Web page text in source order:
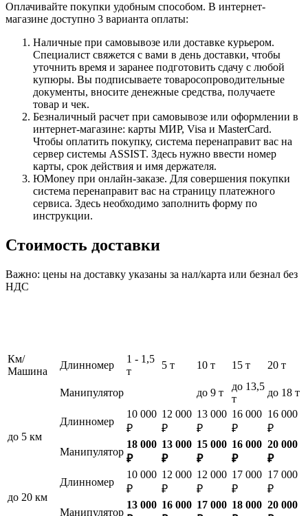
Оплачивайте покупки удобным способом. В интернет-
магазине доступно 3 варианта оплаты:
Наличные при самовывозе или доставке курьером.
Специалист свяжется с вами в день доставки, чтобы
уточнить время и заранее подготовить сдачу с любой
купюры. Вы подписываете товаросопроводительные
документы, вносите денежные средства, получаете
товар и чек.
Безналичный расчет при самовывозе или оформлении в
интернет-магазине: карты МИР, Visa и MasterCard.
Чтобы оплатить покупку, система перенаправит вас на
сервер системы ASSIST. Здесь нужно ввести номер
карты, срок действия и имя держателя.
ЮMoney при онлайн-заказе. Для совершения покупки
система перенаправит вас на страницу платежного
сервиса. Здесь необходимо заполнить форму по
инструкции.
Стоимость доставки
Важно: цены на доставку указаны за нал/карта или безнал без
НДС
Км/
Машина
Длинномер
1 - 1,5
т
5 т 10 т 15 т 20 т
Манипулятор до 9 т
до 13,5
т
до 18 т
до 5 км
Длинномер
10 000
₽
12 000
₽
13 000
₽
16 000
₽
16 000
₽
Манипулятор
18 000
₽
13 000
₽
15 000
₽
16 000
₽
20 000
₽
до 20 км
Длинномер
10 000
₽
12 000
₽
12 000
₽
17 000
₽
17 000
₽
Манипулятор
13 000 16 000 17 000 18 000 20 000